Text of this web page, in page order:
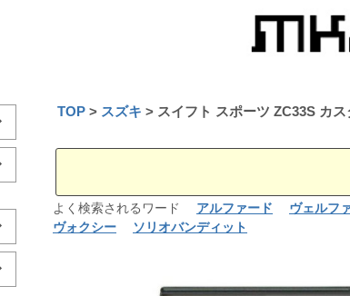
TOP スズキ スイフト スポーツ ZC33S カ
よく検索されるワード アルファード ヴェルフ
ヴォクシー
ソリオバンディット